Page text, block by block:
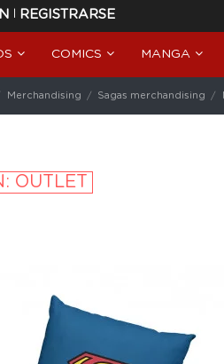
| REGISTRARSE
COMICS MANGA
Merchandising Sagas merchandising
OUTLET